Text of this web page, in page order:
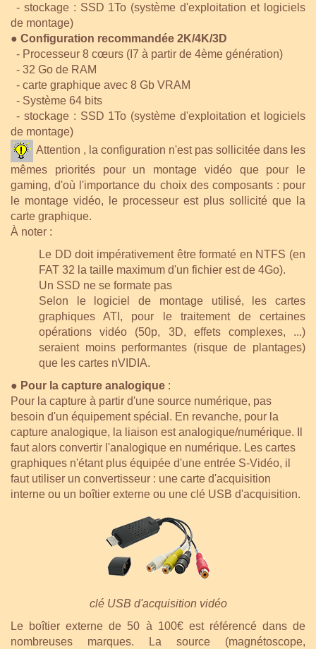
- stockage : SSD 1To (système d'exploitation et logiciels
de montage)
● Configuration recommandée 2K/4K/3D
- Processeur 8 cœurs (I7 à partir de 4ème génération)
- 32 Go de RAM
- carte graphique avec 8 Gb VRAM
- Système 64 bits
- stockage : SSD 1To (système d'exploitation et logiciels
de montage)
Attention , la configuration n'est pas sollicitée dans les
mêmes priorités pour un montage vidéo que pour le
gaming, d'où l'importance du choix des composants : pour
le montage vidéo, le processeur est plus sollicité que la
carte graphique.
À noter :
Le DD doit impérativement être formaté en NTFS (en
FAT 32 la taille maximum d'un fichier est de 4Go).
Un SSD ne se formate pas
Selon le logiciel de montage utilisé, les cartes
graphiques ATI, pour le traitement de certaines
opérations vidéo (50p, 3D, effets complexes, ...)
seraient moins performantes (risque de plantages)
que les cartes nVIDIA.
● Pour la capture analogique :
Pour la capture à partir d'une source numérique, pas
besoin d'un équipement spécial. En revanche, pour la
capture analogique, la liaison est analogique/numérique. Il
faut alors convertir l'analogique en numérique. Les cartes
graphiques n'étant plus équipée d'une entrée S-Vidéo, il
faut utiliser un convertisseur : une carte d'acquisition
interne ou un boîtier externe ou une clé USB d'acquisition.
clé USB d'acquisition vidéo
Le boîtier externe de 50 à 100€ est référencé dans de
nombreuses marques. La source (magnétoscope,